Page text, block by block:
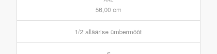
56,00 cm
1/2 alläärise ümbermõõt